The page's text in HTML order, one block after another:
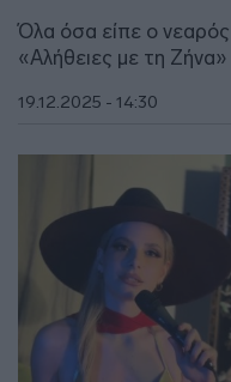
Όλα όσα είπε ο
«Αλήθειες με τη Ζήνα»
19.12.2025 - 14:30